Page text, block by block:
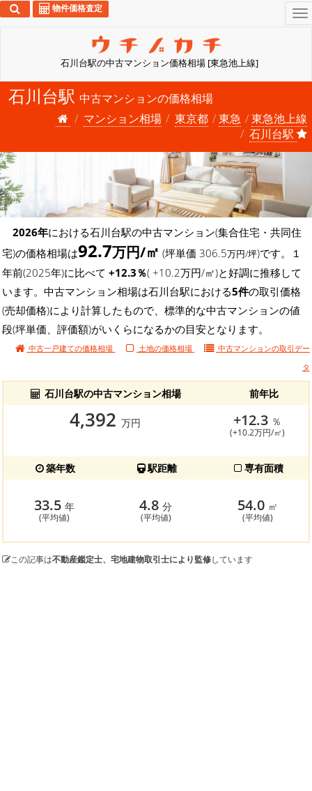
石川台駅の中古マンション価格相場 [東急池上線]
物件価格査定
石川台駅 中古マンションの価格相場
マンション相場
東京都 東急
東急池上線
石川台駅
2026年における石川台駅の中古マンション(集合住宅・共同住
宅)の価格相場は92.7万円/㎡ (坪単価 306.5万円/坪)です。１
年前(2025年)に比べて +12.3％( +10.2万円/㎡)と好調に推移して
います。中古マンション相場は石川台駅における5件の取引価格
(売却価格)により計算したもので、標準的な中古マンションの値
段(坪単価、評価額)がいくらになるかの目安となります。
中古一戸建ての価格相場 土地の価格相場 中古マンションの取引デー
タ
石川台駅の中古マンション相場 前年比
4,392 万円 +12.3 ％
(+10.2万円/㎡)
築年数 駅距離 専有面積
33.5 年
(平均値)
4.8分
(平均値)
54.0 ㎡
(平均値)
この記事は不動産鑑定士、宅地建物取引士により監修しています